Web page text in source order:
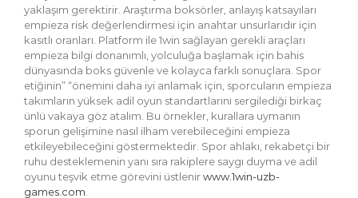
yaklaşım gerektirir. Araştırma boksörler, anlayış katsayıları
empieza risk değerlendirmesi için anahtar unsurlarıdır için
kasıtlı oranları. Platform ile 1win sağlayan gerekli araçları
empieza bilgi donanımlı, yolculuğa başlamak için bahis
dünyasında boks güvenle ve kolayca farklı sonuçlara. Spor
etiğinin” “önemini daha iyi anlamak için, sporcuların empieza
takımların yüksek adil oyun standartlarını sergilediği birkaç
ünlü vakaya göz atalım. Bu örnekler, kurallara uymanın
sporun gelişimine nasıl ilham verebileceğini empieza
etkileyebileceğini göstermektedir. Spor ahlakı, rekabetçi bir
ruhu desteklemenin yanı sıra rakiplere saygı duyma ve adil
oyunu teşvik etme görevini üstlenirwww.1win-uzb-
games.com.